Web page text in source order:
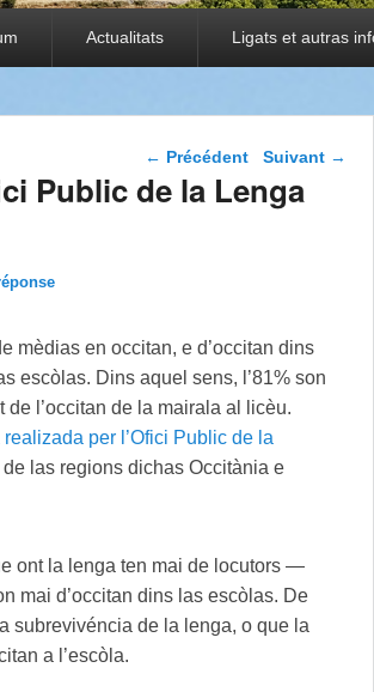
Actualitats Ligats et autras
Navigation dans les
← Précédent Suivant →
Public de la Lenga
mèdias en occitan, e d’occitan dins
escòlas. Dins aquel sens, l’81% son
de l’occitan de la mairala al licèu.
per l’Ofici Public de la
las regions dichas Occitània e
ont la lenga ten mai de locutors —
mai d’occitan dins las escòlas. De
subrevivéncia de la lenga, o que la
a l’escòla.